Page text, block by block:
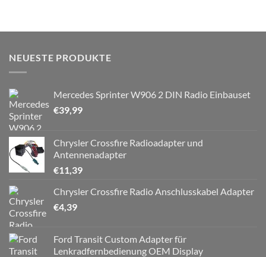
NEUESTE PRODUKTE
Mercedes Sprinter W906 2 DIN Radio Einbauset
€39,99
Chrysler Crossfire Radioadapter und
Antennenadapter
€11,39
Chrysler Crossfire Radio Anschlusskabel Adapter
€4,39
Ford Transit Custom Adapter für
Lenkradfernbedienung OEM Display